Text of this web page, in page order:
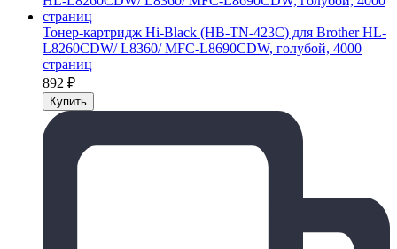
Тонер-картридж Hi-Black (HB-TN-423C) для Brother HL-
L8260CDW/ L8360/ MFC-L8690CDW, голубой, 4000
страниц
892 ₽